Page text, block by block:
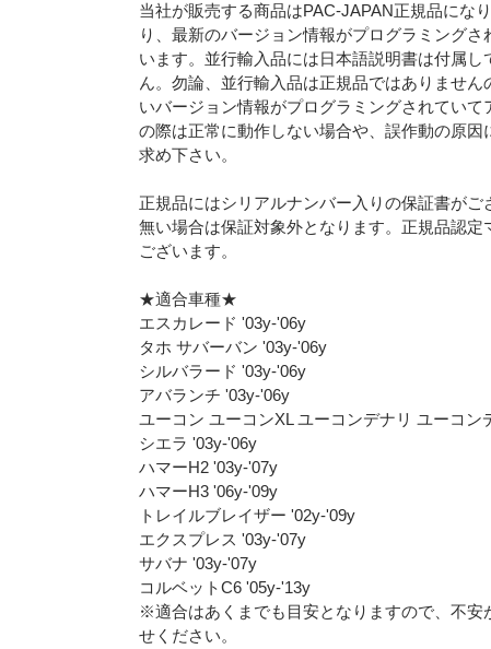
当社が販売する商品はPAC-JAPAN正規品にな
り、最新のバージョン情報がプログラミング
います。並行輸入品には日本語説明書は付属
ん。勿論、並行輸入品は正規品ではありませ
いバージョン情報がプログラミングされてい
の際は正常に動作しない場合や、誤作動の原
求め下さい。
正規品にはシリアルナンバー入りの保証書が
無い場合は保証対象外となります。正規品認
ございます。
★適合車種★
エスカレード '03y-'06y
タホ サバーバン '03y-'06y
シルバラード '03y-'06y
アバランチ '03y-'06y
ユーコン ユーコンXL ユーコンデナリ ユーコン
シエラ '03y-'06y
ハマーH2 '03y-'07y
ハマーH3 '06y-'09y
トレイルブレイザー '02y-'09y
エクスプレス '03y-'07y
サバナ '03y-'07y
コルベットC6 '05y-'13y
※適合はあくまでも目安となりますので、不
せください。